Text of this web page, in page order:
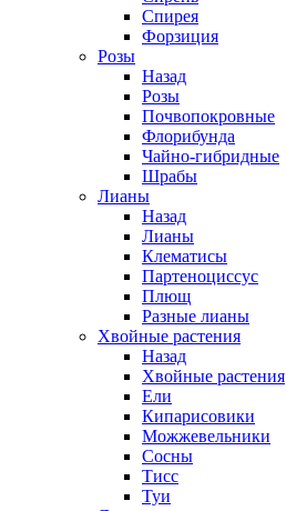
Спирея
Форзиция
Розы
Назад
Розы
Почвопокровные
Флорибунда
Чайно-гибридные
Шрабы
Лианы
Назад
Лианы
Клематисы
Партеноциссус
Плющ
Разные лианы
Хвойные растения
Назад
Хвойные растения
Ели
Кипарисовики
Можжевельники
Сосны
Тисс
Туи